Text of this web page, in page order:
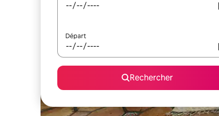
Départ
Rechercher